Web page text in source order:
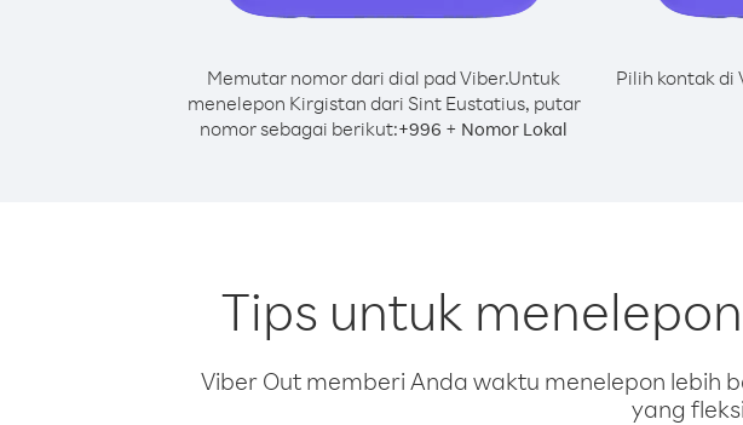
Memutar nomor dari dial pad Viber.Untuk
menelepon Kirgistan dari Sint Eustatius, putar
nomor sebagai berikut:+996 + Nomor Lokal
Pilih kontak di
Tips untuk
Viber Out memberi Anda waktu menelepon lebih
yang